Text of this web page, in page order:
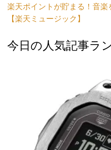
楽天ポイントが貯まる！音
【楽天ミュージック】
今日の人気記事ラ